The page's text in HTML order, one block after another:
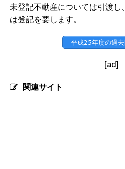
未登記不動産については引渡し
は登記を要します。
平成25年度の過
[ad]
関連サイト